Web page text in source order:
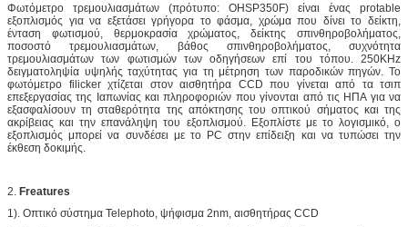
Φωτόμετρο τρεμουλιασμάτων (πρότυπο: OHSP350F) είναι ένας protable
εξοπλισμός για να εξετάσει γρήγορα το φάσμα, χρώμα που δίνει το δείκτη,
ένταση φωτισμού, θερμοκρασία χρώματος, δείκτης σπινθηροβολήματος,
ποσοστό τρεμουλιασμάτων, βάθος σπινθηροβολήματος, συχνότητα
τρεμουλιασμάτων των φωτισμών των οδηγήσεων επί του τόπου. 250KHz
δειγματοληψία υψηλής ταχύτητας για τη μέτρηση των παροδικών πηγών. Το
φωτόμετρο filicker χτίζεται στον αισθητήρα CCD που γίνεται από τα τσιπ
επεξεργασίας της Ιαπωνίας και πληροφοριών που γίνονται από τις ΗΠΑ για να
εξασφαλίσουν τη σταθερότητα της απόκτησης του οπτικού σήματος και της
ακρίβειας και την επανάληψη του εξοπλισμού. Εξοπλίστε με το λογισμικό, ο
εξοπλισμός μπορεί να συνδέσει με το PC στην επίδειξη και να τυπώσει την
έκθεση δοκιμής.
2. Freatures
1). Οπτικό σύστημα Telephoto, ψήφισμα 2nm, αισθητήρας CCD